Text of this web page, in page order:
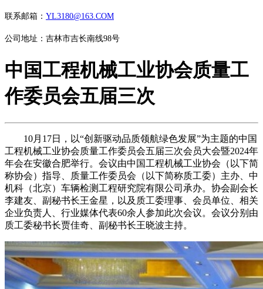
联系邮箱： YL3180@163.COM
公司地址：吉林市吉长南线98号
中国工程机械工业协会质量工
作委员会五届三次
10月17日，以“创新驱动品质领航绿色发展”为主题的中国
工程机械工业协会质量工作委员会五届三次会员大会暨2024年
年会在安徽合肥举行。会议由中国工程机械工业协会（以下简
称协会）指导、质量工作委员会（以下简称质工委）主办、中
机科（北京）车辆检测工程研究院有限公司承办。协会副会长
李建友、副秘书长王金星，以及质工委理事、会员单位、相关
企业负责人、行业媒体代表60余人参加此次会议。会议分别由
质工委秘书长贾佳奇、副秘书长王晓波主持。